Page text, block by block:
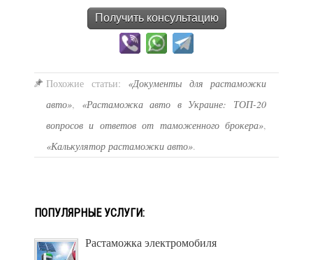
Получить консультацию
Похожие статьи: «Документы для растаможки
авто», «Растаможка авто в Украине: ТОП-20
вопросов и ответов от таможенного брокера»,
«Калькулятор растаможки авто».
ПОПУЛЯРНЫЕ УСЛУГИ:
Растаможка электромобиля